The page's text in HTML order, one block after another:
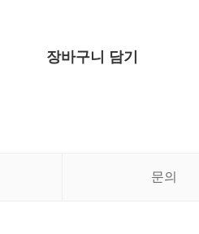
장바구니 담기
문의